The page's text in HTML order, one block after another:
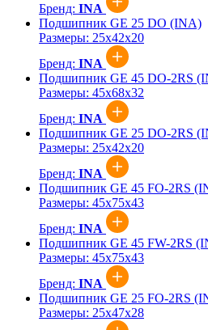
Бренд: INA
Подшипник GE 25 DO (INA)
Размеры: 25x42x20
Бренд: INA
Подшипник GE 45 DO-2RS
Размеры: 45x68x32
Бренд: INA
Подшипник GE 25 DO-2RS
Размеры: 25x42x20
Бренд: INA
Подшипник GE 45 FO-2RS
Размеры: 45x75x43
Бренд: INA
Подшипник GE 45 FW-2RS
Размеры: 45x75x43
Бренд: INA
Подшипник GE 25 FO-2RS
Размеры: 25x47x28